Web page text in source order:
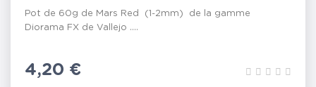
Pot de 60g de Mars Red (1-2mm) de la gamme
Diorama FX de Vallejo ....
Prix
4,20 €